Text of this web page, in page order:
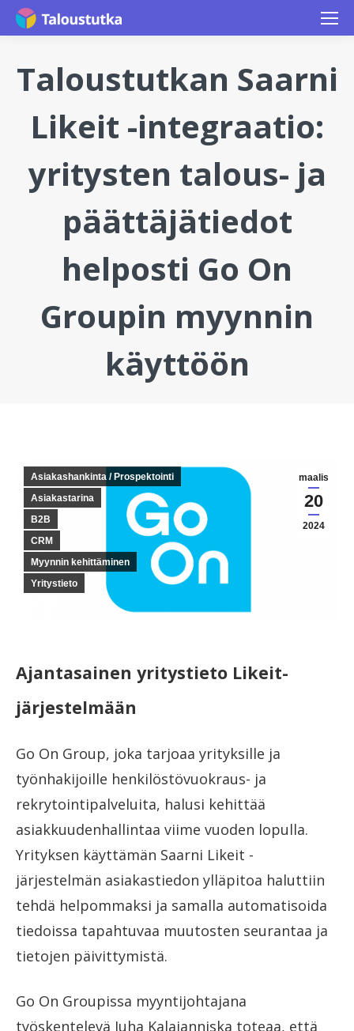
Taloustutkan Saarni
Likeit -integraatio:
yritysten talous- ja
päättäjätiedot
helposti Go On
Groupin myynnin
käyttöön
maalis
20
2024
Asiakashankinta / Prospektointi
Asiakastarina
B2B
CRM
Myynnin kehittäminen
Yritystieto
Ajantasainen yritystieto Likeit-
järjestelmään
Go On Group, joka tarjoaa yrityksille ja
työnhakijoille henkilöstövuokraus- ja
rekrytointipalveluita, halusi kehittää
asiakkuudenhallintaa viime vuoden lopulla.
Yrityksen käyttämän Saarni Likeit -
järjestelmän asiakastiedon ylläpitoa haluttiin
tehdä helpommaksi ja samalla automatisoida
tiedoissa tapahtuvaa muutosten seurantaa ja
tietojen päivittymistä.
Go On Groupissa myyntijohtajana
työskentelevä Juha Kalajanniska toteaa, että